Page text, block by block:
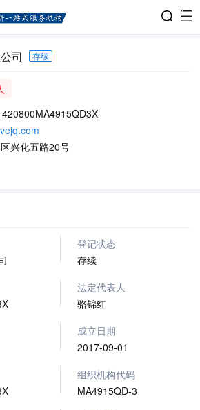
司 存续
兴化五路20号
登记状态
存续
法定代表人
骆锦红
成立日期
2017-09-01
组织机构代码
MA4915QD-3